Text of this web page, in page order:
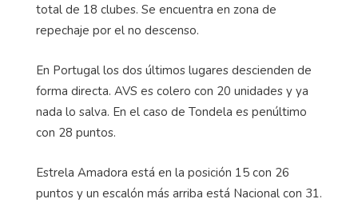
total de 18 clubes. Se encuentra en zona de
repechaje por el no descenso.
En Portugal los dos últimos lugares descienden de
forma directa. AVS es colero con 20 unidades y ya
nada lo salva. En el caso de Tondela es penúltimo
con 28 puntos.
Estrela Amadora está en la posición 15 con 26
puntos y un escalón más arriba está Nacional con 31.